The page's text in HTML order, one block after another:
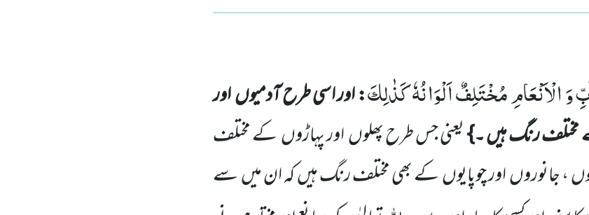
وَ الْاَنْعَامِ مُخْتَلِفٌ اَلْوَانُهٗ كَذٰلِكَ: اور اسی طرح آدمیوںاور
رنگ ہیں ۔}یعنی جس طرح پھلوںاور پہاڑوںکے مختلف
، جانوروںاورچوپایوںکے بھی مختلف رنگ ہیںکہ ان میںسے